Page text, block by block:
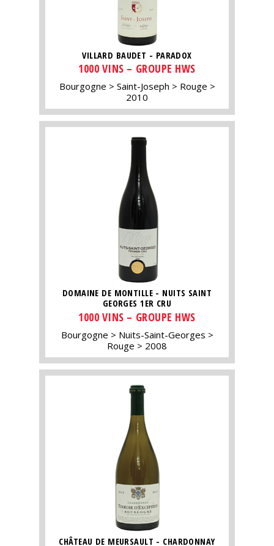
VILLARD BAUDET - PARADOX
1000 VINS – GROUPE HWS
Bourgogne Saint-Joseph
Rouge
2010
DOMAINE DE MONTILLE - NUITS SAINT
GEORGES 1ER CRU
1000 VINS – GROUPE HWS
Bourgogne
Nuits-Saint-Georges
Rouge
2008
CHÂTEAU DE MEURSAULT - CHARDONNAY